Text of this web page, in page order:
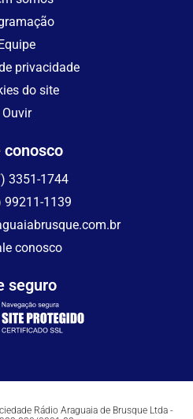
Equipe
privacidade
do site
Ouvir
conosco
3351-1744
99211-1139
conosco
seguro
Rádio Araguaia de Brusque Ltda -